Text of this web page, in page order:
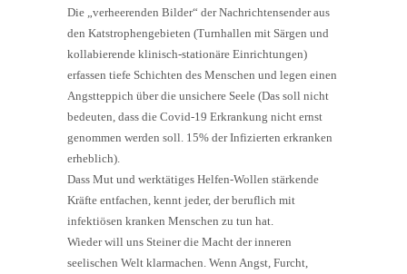
Die „verheerenden Bilder“ der Nachrichtensender aus
den Katstrophengebieten (Turnhallen mit Särgen und
kollabierende klinisch-stationäre Einrichtungen)
erfassen tiefe Schichten des Menschen und legen einen
Angstteppich über die unsichere Seele (Das soll nicht
bedeuten, dass die Covid-19 Erkrankung nicht ernst
genommen werden soll. 15% der Infizierten erkranken
erheblich).
Dass Mut und werktätiges Helfen-Wollen stärkende
Kräfte entfachen, kennt jeder, der beruflich mit
infektiösen kranken Menschen zu tun hat.
Wieder will uns Steiner die Macht der inneren
seelischen Welt klarmachen. Wenn Angst, Furcht,